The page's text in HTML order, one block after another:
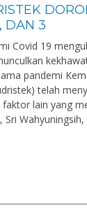
DAN 3
Covid 19
pandemi
telah
lain yang